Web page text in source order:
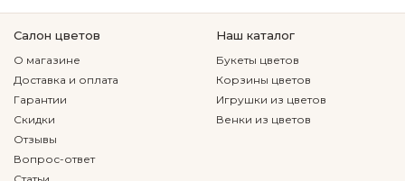
Салон цветов
О магазине
Доставка и оплата
Гарантии
Скидки
Отзывы
Вопрос-ответ
Наш каталог
Букеты цветов
Корзины цветов
Игрушки из цветов
Венки из цветов